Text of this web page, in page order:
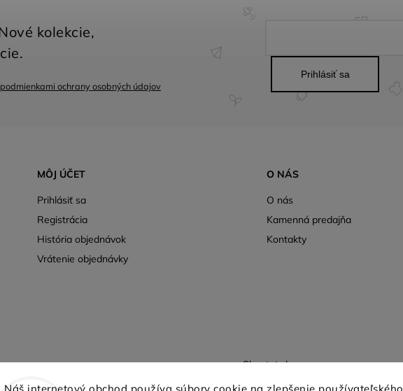
MÔJ ÚČET
Prihlásiť sa
Registrácia
História objednávok
Vrátenie objednávky
podmienkami ochrany osobných údajov
Prihlásiť sa
O NÁS
O nás
Kamenná predajňa
Kontakty
Shoptet.sk